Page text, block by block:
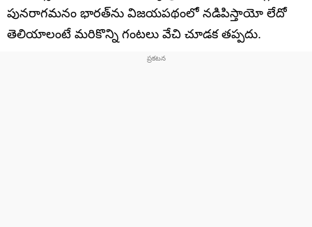
పునరాగమనం భారత్‌ను విజయపథంలో నడిపిస్తాయో లేదో
తెలియాలంటే మరికొన్ని గంటలు వేచి చూడక తప్పదు.